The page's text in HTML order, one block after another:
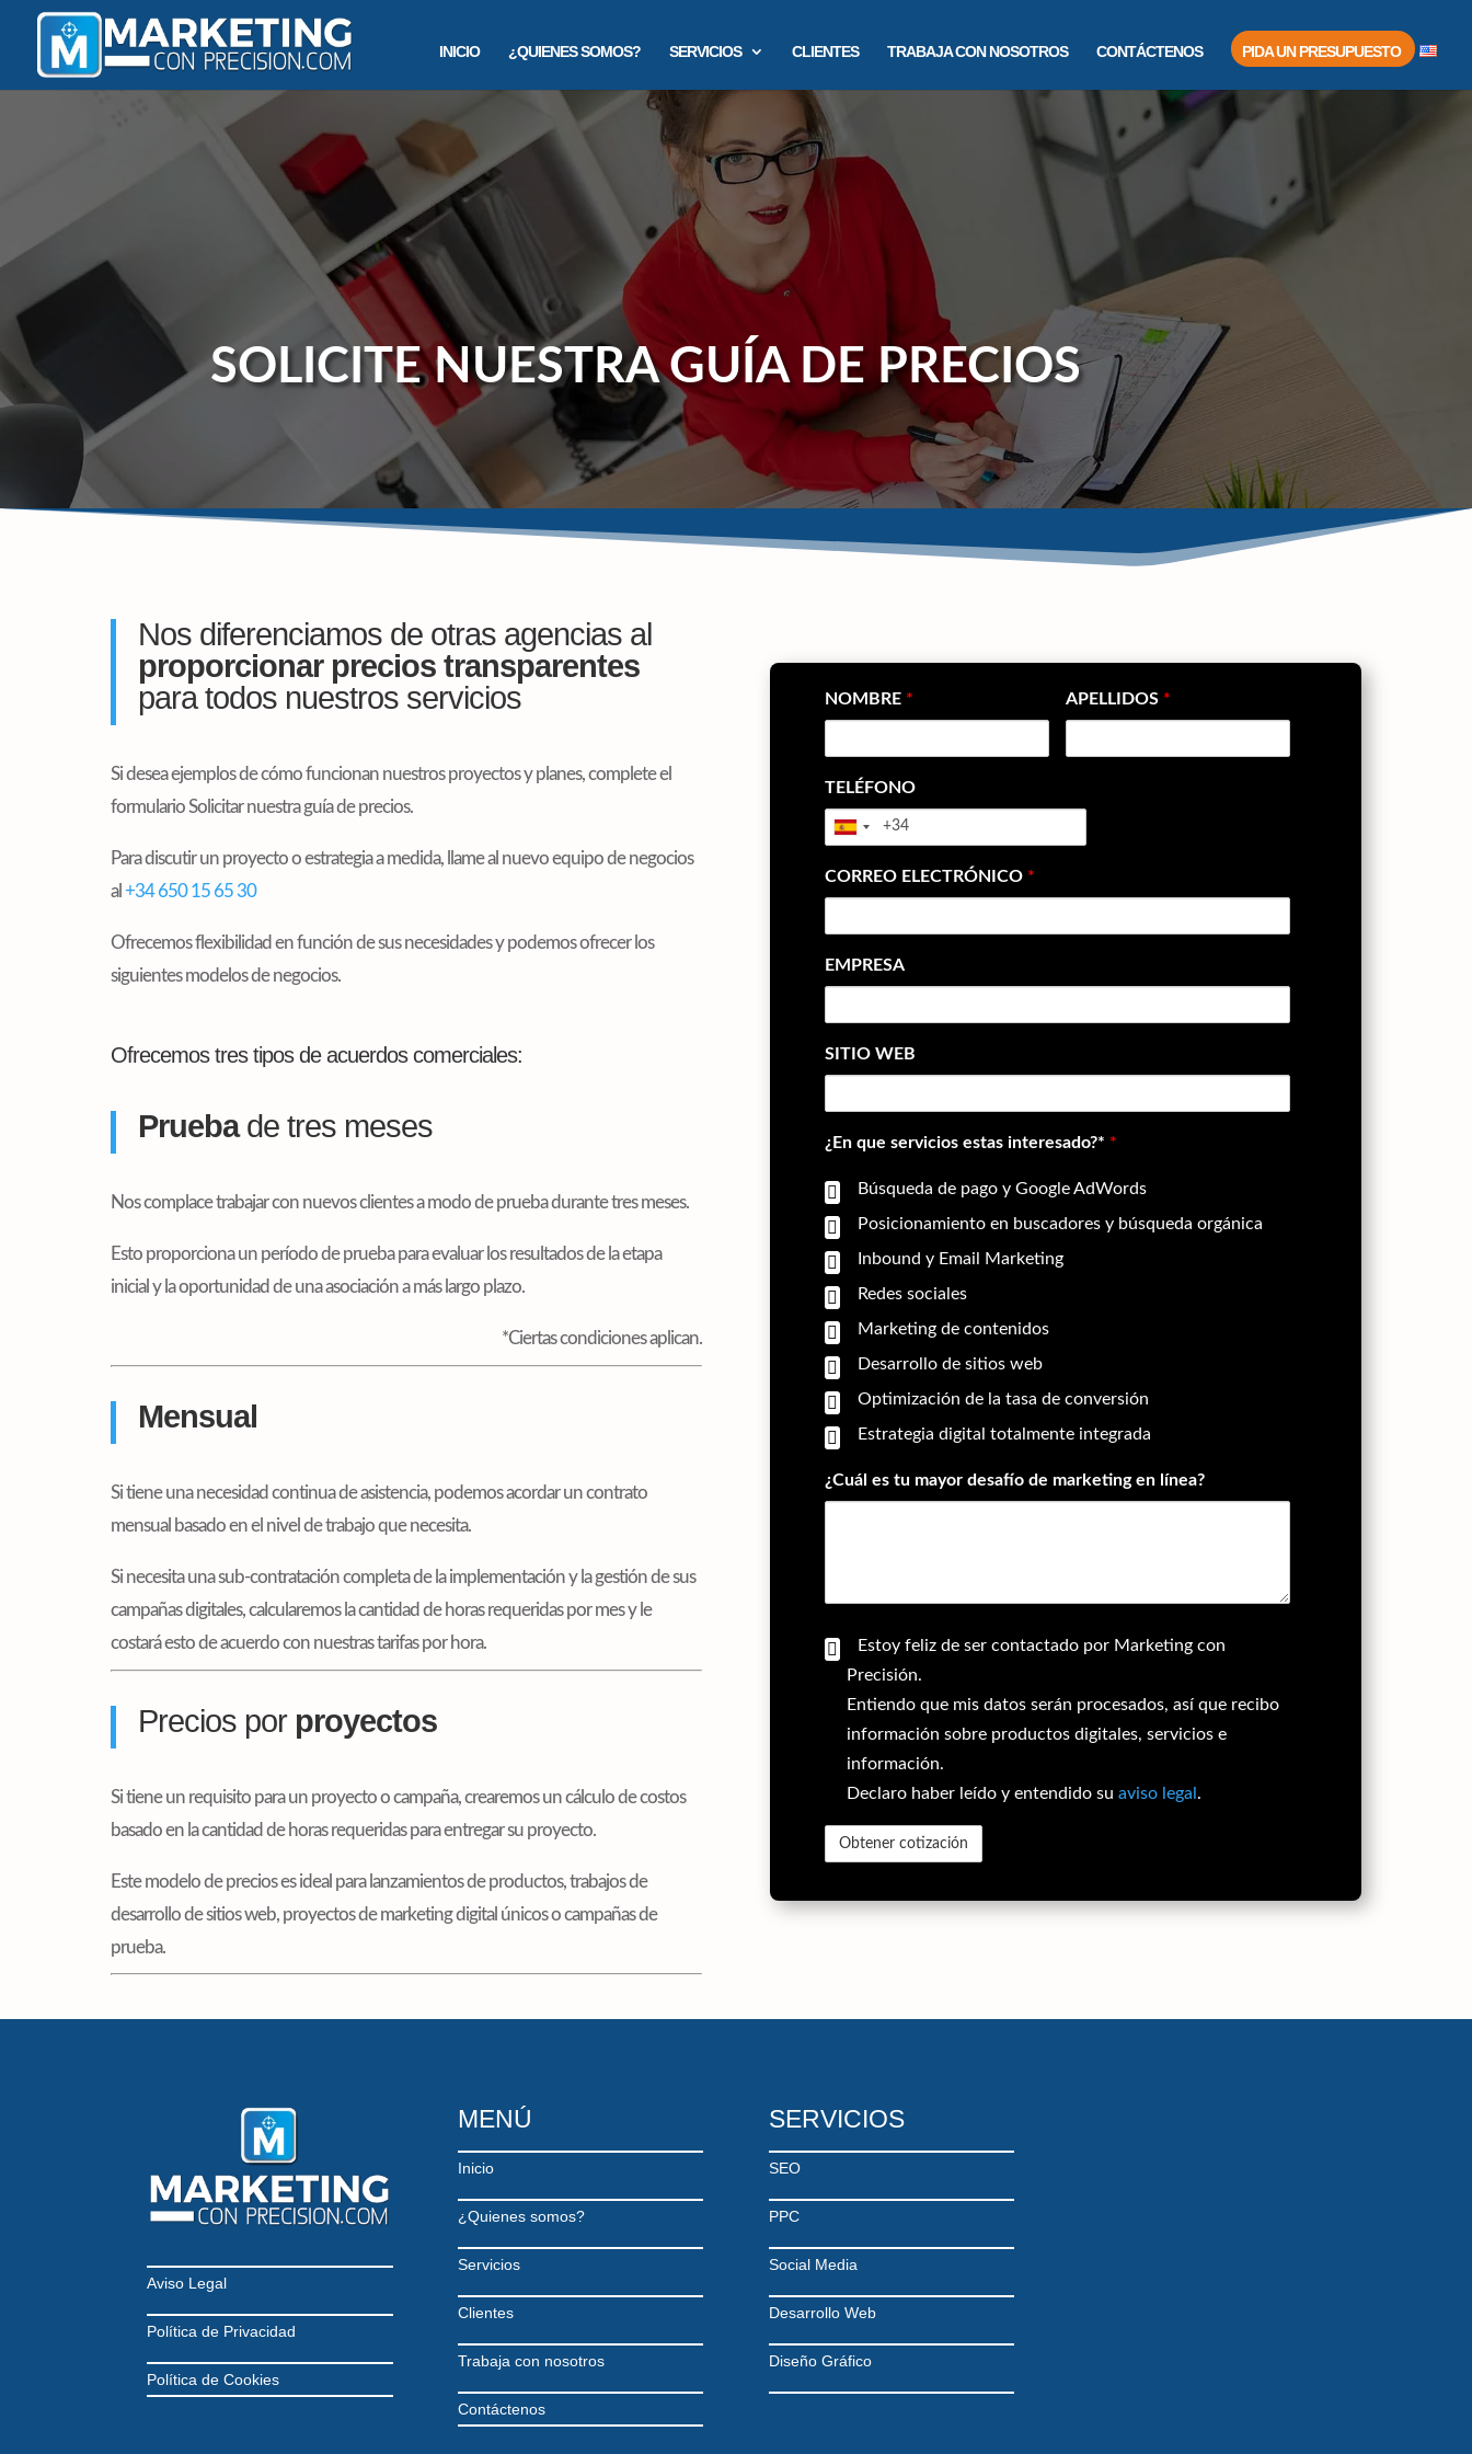
INICIO ¿QUIENES SOMOS? SERVICIOS CLIENTES TRABAJA CON NOSOTROS CONTÁCTENOS PIDA UN PRESUPUESTO
SOLICITE NUESTRA GUÍA DE PRECIOS
Nos diferenciamos de otras agencias al
proporcionar precios transparentes
para todos nuestros servicios
Si desea ejemplos de cómo funcionan nuestros proyectos y planes, complete el
formulario Solicitar nuestra guía de precios.
Para discutir un proyecto o estrategia a medida, llame al nuevo equipo de negocios
al +34 650 15 65 30
Ofrecemos flexibilidad en función de sus necesidades y podemos ofrecer los
siguientes modelos de negocios.
Ofrecemos tres tipos de acuerdos comerciales:
Pruebade tres meses
Nos complace trabajar con nuevos clientes a modo de prueba durante tres meses.
Esto proporciona un período de prueba para evaluar los resultados de la etapa
inicial y la oportunidad de una asociación a más largo plazo.
*Ciertas condiciones aplican.
Mensual
Si tiene una necesidad continua de asistencia, podemos acordar un contrato
mensual basado en el nivel de trabajo que necesita.
Si necesita una sub-contratación completa de la implementación y la gestión de sus
campañas digitales, calcularemos la cantidad de horas requeridas por mes y le
costará esto de acuerdo con nuestras tarifas por hora.
Precios porproyectos
Si tiene un requisito para un proyecto o campaña, crearemos un cálculo de costos
basado en la cantidad de horas requeridas para entregar su proyecto.
Este modelo de precios es ideal para lanzamientos de productos, trabajos de
desarrollo de sitios web, proyectos de marketing digital únicos o campañas de
prueba.
NOMBRE * APELLIDOS *
TELÉFONO
CORREO ELECTRÓNICO *
EMPRESA
SITIO WEB
¿En que servicios estas interesado?* *
Búsqueda de pago y Google AdWords
Posicionamiento en buscadores y búsqueda orgánica
Inbound y Email Marketing
Redes sociales
Marketing de contenidos
Desarrollo de sitios web
Optimización de la tasa de conversión
Estrategia digital totalmente integrada
¿Cuál es tu mayor desafío de marketing en línea?
Verificación
Estoy feliz de ser contactado por Marketing con
Precisión.
Entiendo que mis datos serán procesados, así que recibo
información sobre productos digitales, servicios e
información.
Declaro haber leído y entendido suaviso legal .
Aviso Legal
Política de Privacidad
Política de Cookies
MENÚ
Inicio
¿Quienes somos?
Servicios
Clientes
Trabaja con nosotros
Contáctenos
SERVICIOS
SEO
PPC
Social Media
Desarrollo Web
Diseño Gráfico